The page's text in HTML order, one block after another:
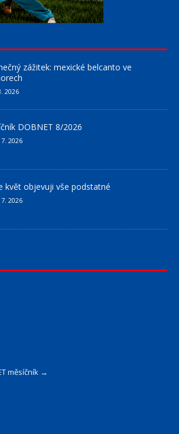
zážitek: mexické belcanto ve
2026
DOBNET 8/2026
2026
květ objevuji vše podstatné
2026
měsíčník →